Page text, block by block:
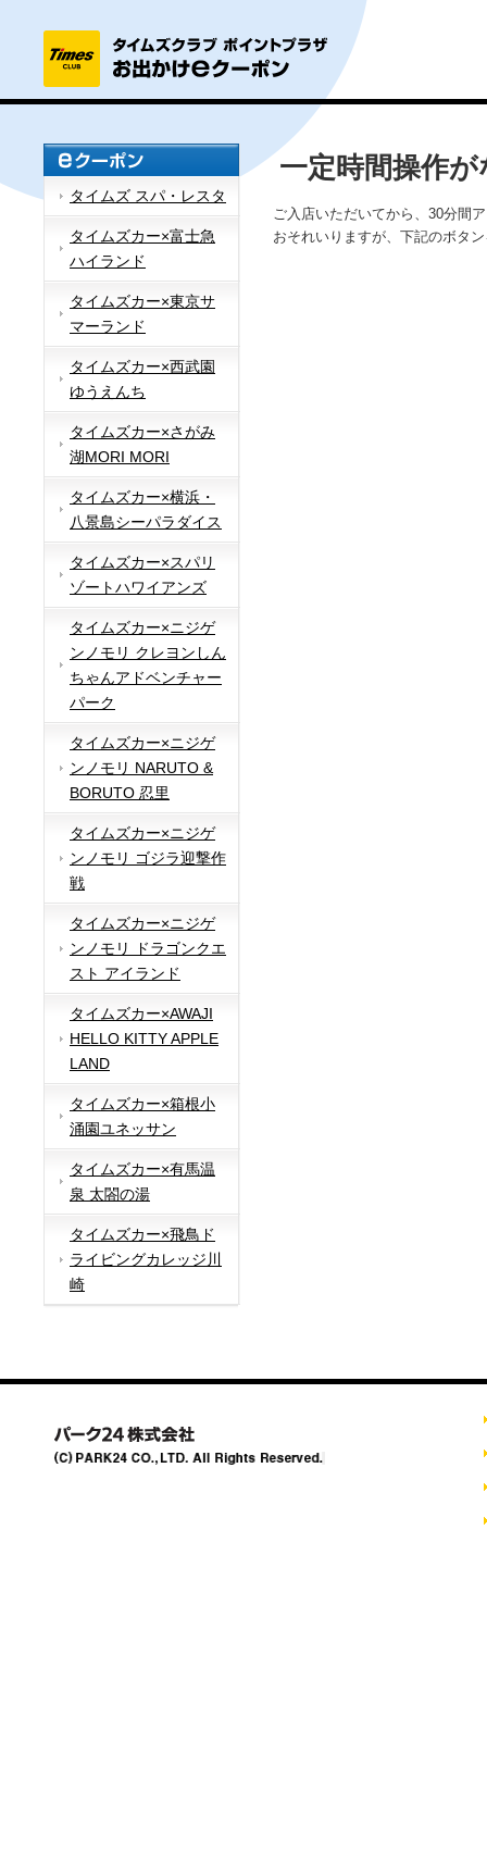
タイムズ スパ・レスタ
タイムズカー×富士急
ハイランド
タイムズカー×東京サ
マーランド
タイムズカー×西武園
ゆうえんち
タイムズカー×さがみ
湖MORI MORI
タイムズカー×横浜・
八景島シーパラダイス
タイムズカー×スパリ
ゾートハワイアンズ
タイムズカー×ニジゲ
ンノモリ クレヨンしん
ちゃんアドベンチャー
パーク
タイムズカー×ニジゲ
ンノモリ NARUTO &
BORUTO 忍里
タイムズカー×ニジゲ
ンノモリ ゴジラ迎撃作
戦
タイムズカー×ニジゲ
ンノモリ ドラゴンクエ
スト アイランド
タイムズカー×AWAJI
HELLO KITTY APPLE
LAND
タイムズカー×箱根小
涌園ユネッサン
タイムズカー×有馬温
泉 太閤の湯
タイムズカー×飛鳥ド
ライビングカレッジ川
崎
一定時間操作
ご入店いただいてから、30分間
おそれいりますが、下記のボタ